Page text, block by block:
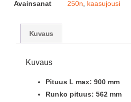
Avainsanat
250n kaasujousi
Kuvaus
Kuvaus
Pituus L max: 900 mm
Runko pituus: 562 mm